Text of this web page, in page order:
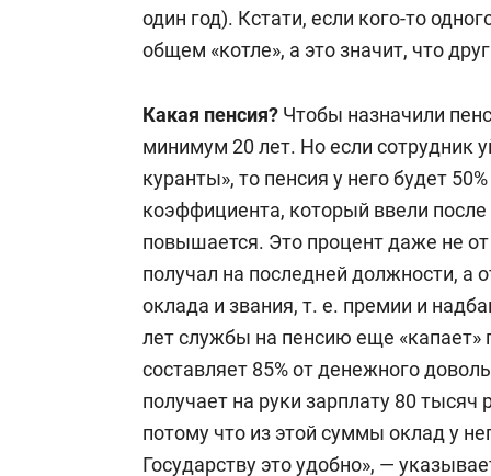
один год). Кстати, если кого-то
общем «котле», а это значит, что
Какая пенсия? Чтобы назначили
минимум 20 лет. Но если сотрудник
куранты», то пенсия у него будет
коэффициента, который ввели
повышается. Это процент даже не
получал на последней должности,
оклада и звания, т. е. премии и
лет службы на пенсию еще «капает»
составляет 85% от денежного
получает на руки зарплату 80 тысяч
потому что из этой суммы оклад у
Государству это удобно», —